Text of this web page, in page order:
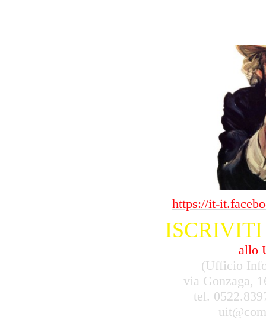
https://it-
allo
(Ufficio
via Gonzaga,
tel.